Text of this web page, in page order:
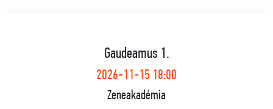
Gaudeamus 1.
2026-11-15 18:00
Zeneakadémia